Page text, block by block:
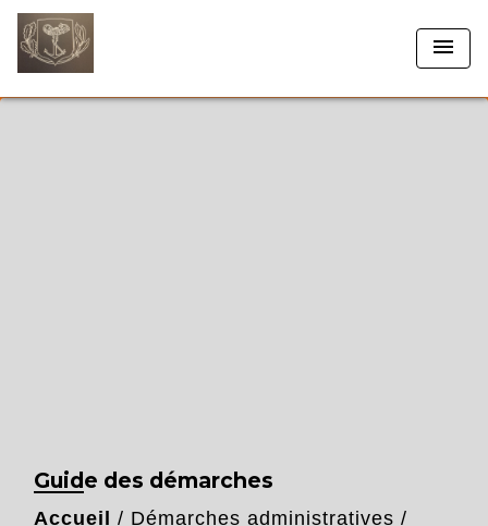
menu
Guide des démarches
Accueil / Démarches administratives /